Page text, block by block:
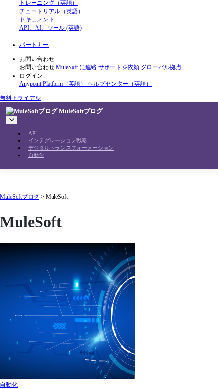
トレーニング（英語）
チュートリアル（英語）
ドキュメント
API、AI、ツール (英語)
パートナー
お問い合わせ
お問い合わせ MuleSoft に連絡 サポートを依頼 グローバル拠点
ログイン
Anypoint Platform（英語） ヘルプセンター（英語）
無料トライアル
MuleSoftブログ
API
インテグレーション戦略
デジタルトランスフォーメーション
自動化
MuleSoftブログ > MuleSoft
MuleSoft
自動化